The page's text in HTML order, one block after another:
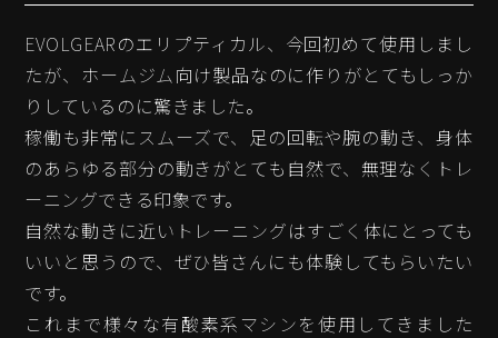
EVOLGEARのエリプティカル、今回初めて使用しまし
たが、ホームジム向け製品なのに作りがとてもしっか
りしているのに驚きました。
稼働も非常にスムーズで、足の回転や腕の動き、身体
のあらゆる部分の動きがとても自然で、無理なくトレ
ーニングできる印象です。
自然な動きに近いトレーニングはすごく体にとっても
いいと思うので、ぜひ皆さんにも体験してもらいたい
です。
これまで様々な有酸素系マシンを使用してきました